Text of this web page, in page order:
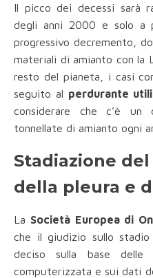
Il picco dei decessi sarà
degli anni 2000 e solo a
progressivo decremento,
materiali di amianto con la
resto del pianeta, i casi
seguito al perdurante
considerare che c’è
tonnellate di amianto ogni
Stadiazione
della pleura e
La Società Europea di
che il giudizio sullo stadio
deciso sulla base delle
computerizzata e sui dati